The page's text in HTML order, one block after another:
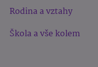
Rodina a vztahy
Škola a vše kolem